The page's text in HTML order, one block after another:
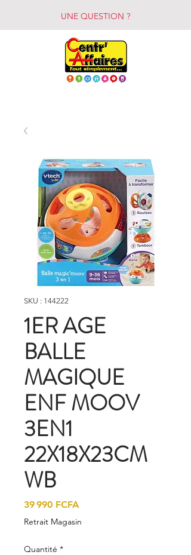
UNE QUESTION ?
SKU : 144222
1ER AGE
BALLE
MAGIQUE
ENF MOOV
3EN1
22X18X23CM
WB
39 990 FCFA
Retrait Magasin
Quantité *